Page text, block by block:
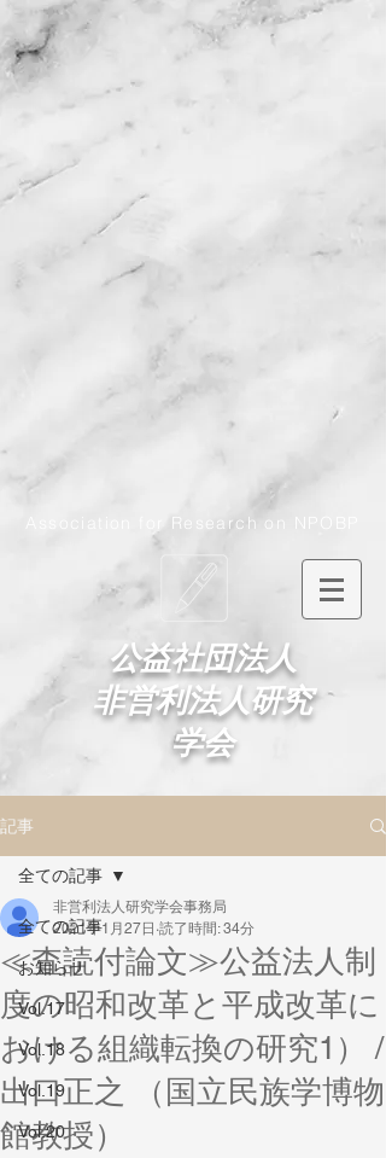
​Association for Research on NPOBP
​公益社団法人
非営利法人研究
学会
記事
全ての記事
お知らせ
Vol.17
Vol.18
Vol.19
Vol.20
全ての記事
≪査読付論文≫公益法人制
度の昭和改革と平成改革に
おける組織転換の研究1） /
出口正之 （国立民族学博物
館教授）
非営利法人研究学会事務局
2021年1月27日 読了時間: 34分